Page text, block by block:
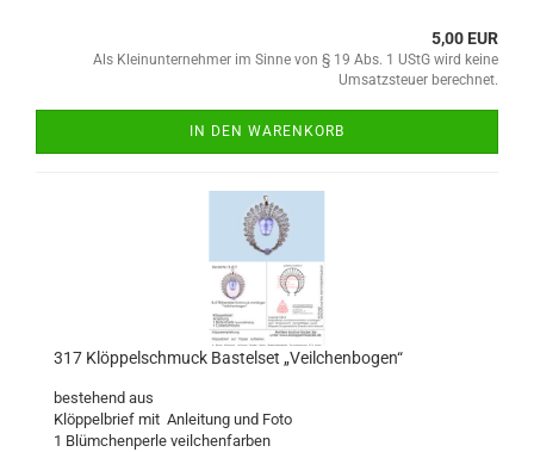
5,00 EUR
Als Kleinunternehmer im Sinne von § 19 Abs. 1 UStG wird keine
Umsatzsteuer berechnet.
IN DEN WARENKORB
317 Klöppelschmuck Bastelset „Veilchenbogen“
bestehend aus
Klöppelbrief mit Anleitung und Foto
1 Blümchenperle veilchenfarben